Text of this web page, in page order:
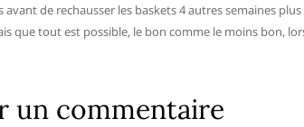
avant de rechausser les baskets 4 autres semaines
que tout est possible, le bon comme le moins bon,
un commentaire